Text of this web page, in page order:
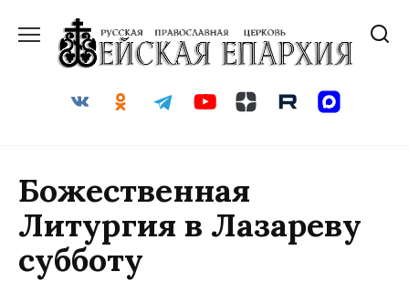
содержанию
Божественная
Литургия в Лазареву
субботу